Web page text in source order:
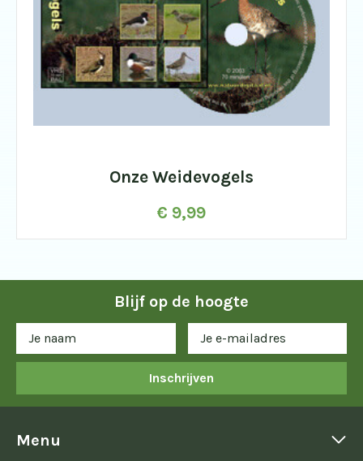
Onze Weidevogels
€ 9,99
Blijf op de hoogte
Inschrijven
Menu